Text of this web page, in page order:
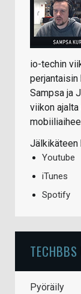
io-techin
Sampsa ja
viikon
Jälkikäteen
Youtube
iTunes
Spotify
Pyöräily